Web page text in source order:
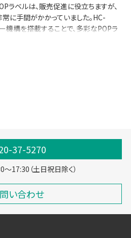
ラベルは、販売促進に役立ちますが、
に手間がかかっていました。HC-
機構を搭載することで、多彩なPOPラ
実現。より高速で正確にPOPラベルの
37-5270
～17:30（土日祝日除く）
い合わせ